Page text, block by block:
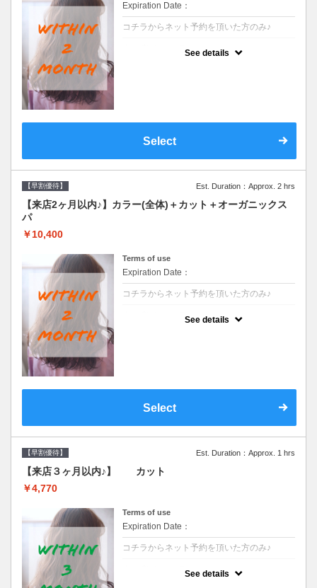
Expiration Date：
コチラからネット予約を頂いた方のみ♪
See details
Select
【早割優待】 Est. Duration：Approx. 2 hrs
【来店2ヶ月以内♪】カラー(全体)＋カット＋オーガニックス
パ
￥10,400
Terms of use
Expiration Date：
コチラからネット予約を頂いた方のみ♪
See details
Select
【早割優待】 Est. Duration：Approx. 1 hrs
【来店３ヶ月以内♪】 カット
￥4,770
Terms of use
Expiration Date：
コチラからネット予約を頂いた方のみ♪
See details